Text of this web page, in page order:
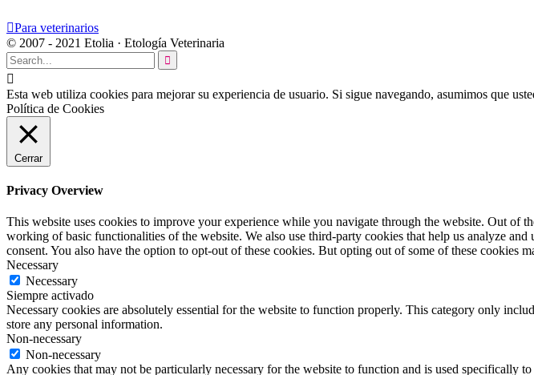
Para veterinarios
© 2007 - 2021 Etolia · Etología Veterinaria


Esta web utiliza cookies para mejorar su experiencia de usuario. Si sigue navegando, asumimos que
Política de Cookies
Cerrar
Privacy Overview
This website uses cookies to improve your experience while you navigate through the website. Out of
working of basic functionalities of the website. We also use third-party cookies that help us analyze
consent. You also have the option to opt-out of these cookies. But opting out of some of these cookies
Necessary
Necessary
Siempre activado
Necessary cookies are absolutely essential for the website to function properly. This category only
store any personal information.
Non-necessary
Non-necessary
Any cookies that may not be particularly necessary for the website to function and is used specifically